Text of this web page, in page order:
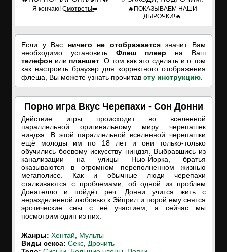
Я кончаю! С͟м͟о͟т͟р͟е͟т͟ь͟!➡️
🔥ПОКАЗЫВАЕМ НАШИ
ДЫРОЧКИ!🔥
Если у Вас ничего не отображаетсязначит Вам
необходимо установить Флеш плеер на Ваш
телефон или планшет . О том как это сделать и о том
как настроить браузер для корректного отображения
флеша, Вы можете узнать прочитав эту инструкцию
Порно игра Вкус Черепахи - Сон Донни
Действие игры происходит во вселенной
параллельной оригинальному миру черепашек
ниндзя. В этой параллельной вселенной черепашки
ещё молоды им по 18 лет и они только-только
обучились боевому искусству ниндзя. Выбравшись из
канализации на улицы Нью-Йорка, братья
оказываются в огромном переполненном жизнью
мегаполисе. Как и обычные люди черепахи
сталкиваются с проблемами, об одной из проблем
Донателло и пойдёт реч. Донни учится жить с
неразделенной любовью к Эйприл и порой ему снятся
эротические сны с её участием, а сейчас мы
посмотрим один из них.
Жанры: Хентай
Мульты
Виды секса: Секс Дрочить